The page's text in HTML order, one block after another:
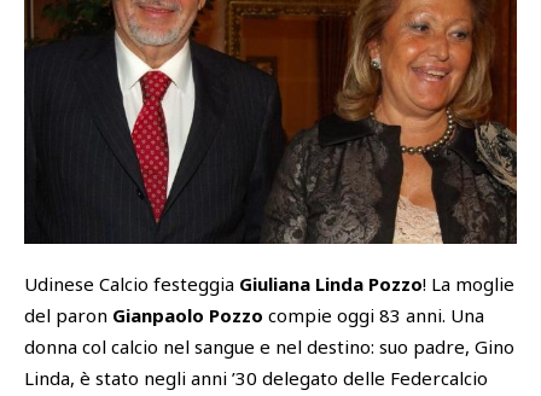
Calendari e Risultati
Academy
Cattedra Universidad Europea
SPONSOR
SQUADRE
SHOP
Udinese Calcio festeggia Giuliana Linda Pozzo! La moglie
del paron Gianpaolo Pozzo compie oggi 83 anni. Una
donna col calcio nel sangue e nel destino: suo padre, Gino
Linda, è stato negli anni ’30 delegato delle Federcalcio